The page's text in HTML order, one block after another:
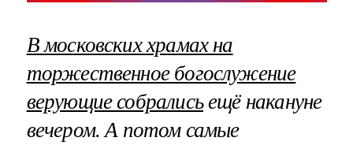
В московских храмах на
торжественное богослужение
верующие собралисьещё накануне
вечером. А потом самые